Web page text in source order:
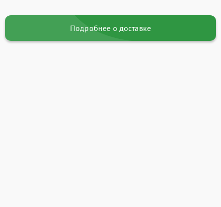
Подробнее о доставке